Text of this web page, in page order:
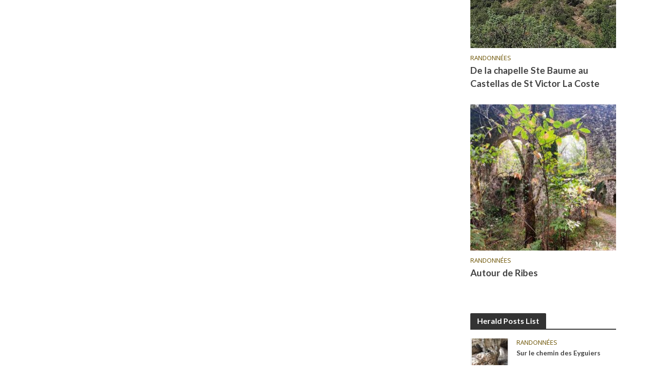
RANDONNÉES
De la chapelle Ste Baume au
Castellas de St Victor La Coste
RANDONNÉES
Autour de Ribes
Herald Posts List
RANDONNÉES
Sur le chemin des Eyguiers